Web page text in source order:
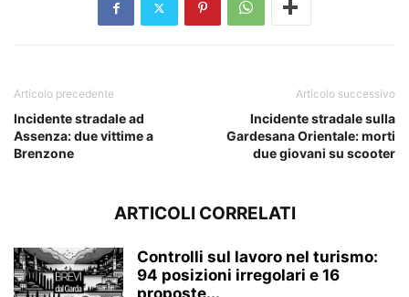
Articolo precedente
Incidente stradale ad
Assenza: due vittime a
Brenzone
Articolo successivo
Incidente stradale sulla
Gardesana Orientale: morti
due giovani su scooter
ARTICOLI CORRELATI
Controlli sul lavoro nel turismo:
94 posizioni irregolari e 16